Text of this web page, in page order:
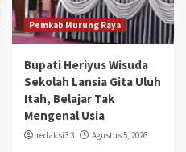
Pemkab Murung Raya
Bupati Heriyus Wisuda
Sekolah Lansia Gita Uluh
Itah, Belajar Tak
Mengenal Usia
redaksi3 3 Agustus 5, 2026